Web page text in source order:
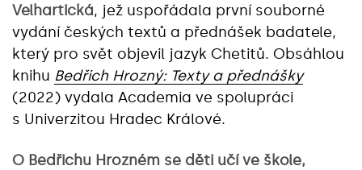
Velhartická, jež uspořádala první souborné
vydání českých textů a přednášek badatele,
který pro svět objevil jazyk Chetitů. Obsáhlou
knihu Bedřich Hrozný: Texty a přednášky
(2022) vydala Academia ve spolupráci
s Univerzitou Hradec Králové.
O Bedřichu Hrozném se děti učí ve škole,